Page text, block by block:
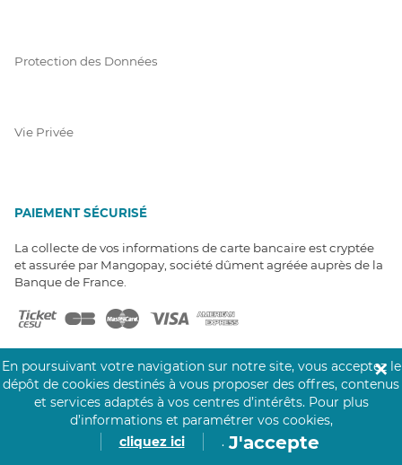
Protection des Données
Vie Privée
PAIEMENT SÉCURISÉ
La collecte de vos informations de carte bancaire est cryptée
et assurée par Mangopay, société dûment agréée auprès de la
Banque de France.
NOS PARTENAIRES
Click&Care est soutenu par les Groupes
En poursuivant votre navigation sur notre site, vous acceptez le
dépôt de cookies destinés à vous proposer des offres, contenus
et services adaptés à vos centres d’intérêts. Pour plus
d’informations et paramétrer vos cookies,
cliquez ici
. J'accepte
✕